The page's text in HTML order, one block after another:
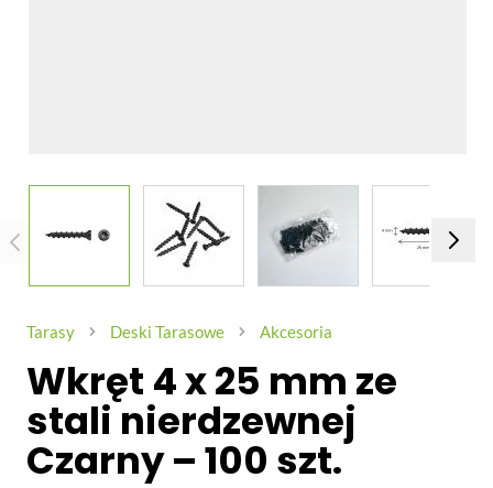
View larger imageView larger image
Tarasy Deski Tarasowe Akcesoria
Wkręt 4 x 25 mm ze
stali nierdzewnej
Czarny – 100 szt.